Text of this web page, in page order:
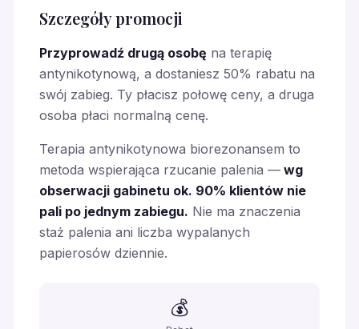
Szczegóły promocji
Przyprowadź drugą osobę na terapię
antynikotynową, a dostaniesz 50% rabatu na
swój zabieg. Ty płacisz połowę ceny, a druga
osoba płaci normalną cenę.
Terapia antynikotynowa biorezonansem to
metoda wspierająca rzucanie palenia — wg
obserwacji gabinetu ok. 90% klientów nie
pali po jednym zabiegu. Nie ma znaczenia
staż palenia ani liczba wypalanych
papierosów dziennie.
💰